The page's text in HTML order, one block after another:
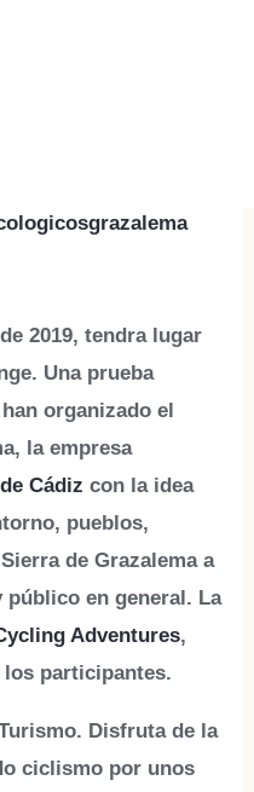
para el
2019, tendra lugar
Una prueba
organizado el
la empresa
Cádiz con la idea
pueblos,
Sierra de Grazalemaa
público en general. La
Adventures,
participantes.
Disfruta de la
ciclismo por unos